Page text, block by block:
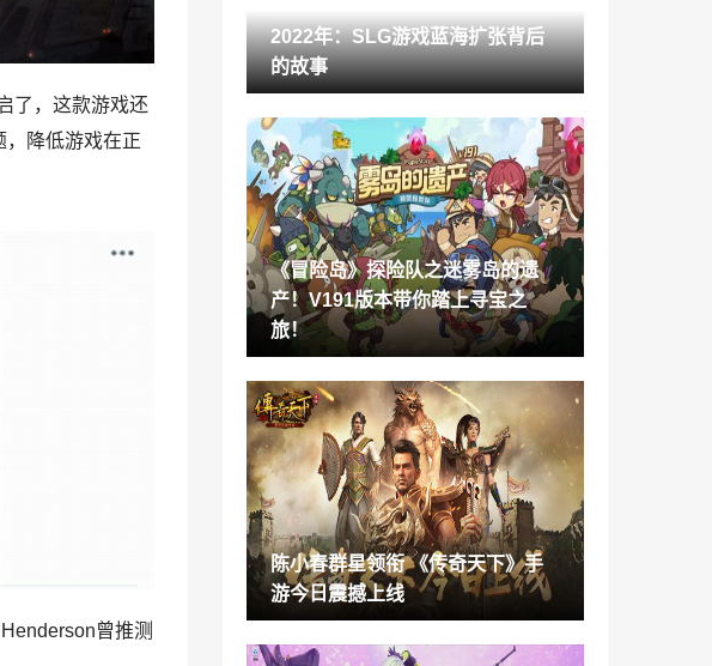
了，这款游戏还
，降低游戏在正
曾推测
eck
2022-07-27
韩国正妹달토웨이COS美图：身材火辣 逼
真还原
2022-07-27
微软发布第四季度财报：游戏收入下跌7%
2022-07-27
曝索尼想收购SE日本公司 对其西方工作室
不感兴趣
2022-07-27
漫威《复仇者联盟5》导演人选确定
2022-07-27
传《星球大战：旧共和国武士重制版》无
限期推迟
2022-07-27
《龙腾世纪》制作人领导新工作室 开发3A
游戏
2022-07-27
《偶像大师》17周年「MR企划」 天海春
香特别PV公开
任天堂米哈游等厂商确认参加9月PAX We
2022年：SLG游戏蓝海扩张背后
的故事
《冒险岛》探险队之迷雾岛的遗
产！V191版本带你踏上寻宝之
旅！
陈小春群星领衔 《传奇天下》手
游今日震撼上线